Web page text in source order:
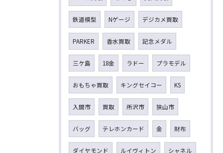
鉄道模型 Nゲージ デジカメ買取
PARKER 香水買取 記念メダル
三ケ島 18金 ラドー プラモデル
おもちゃ買取 キングセイコー KS
入間市 買取 所沢市 狭山市
バッグ テレホンカード 金 財布
ダイヤモンド ルイヴィトン シャネル